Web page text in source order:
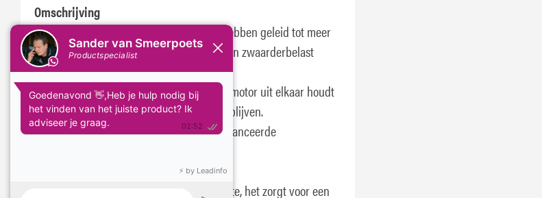
Omschrijving
Ontwikkelingen in de motortechnologie hebben geleid tot meer
vermogen en rendement waardoor motoren zwaarderbelast
worden dan ooit tevoren.
Het enige dat metalen onderdelen van de motor uit elkaar houdt
is de olie, dus het moet sterk zijn en sterk blijven.
Castrol EDGE is het sterkste en meest geavanceerde
De TITANIUM FST™ verdubbelt de filmsterkte, het zorgt voor een